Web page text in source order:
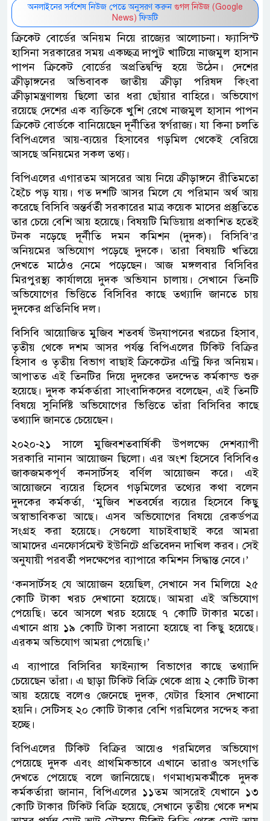
অনলাইনের সর্বশেষ নিউজ পেতে অনুসরণ করুন গুগল নিউজ (Google
News) ফিডটি
ক্রিকেট বোর্ডের অনিয়ম নিয়ে রাজ্যের আলোচনা। ফ্যাসিস্ট
হাসিনা সরকারের সময় একচ্ছত্র দাপুট খাটিয়ে নাজমুল হাসান
পাপন ক্রিকেট বোর্ডের অপ্রতিদ্বন্দ্বি হয়ে উঠেন। দেশের
ক্রীড়াঙ্গনের অভিবাবক জাতীয় ক্রীড়া পরিষদ কিংবা
ক্রীড়ামন্ত্রণালয় ছিলো তার ধরা ছোঁয়ার বাহিরে। অভিযোগ
রয়েছে দেশের এক ব্যক্তিকে খুশি রেখে নাজমুল হাসান পাপন
ক্রিকেট বোর্ডকে বানিয়েছেন দূর্নীতির স্বর্গরাজ্য। যা কিনা চলতি
বিপিএলের আয়-ব্যয়ের হিসাবের গড়মিল থেকেই বেরিয়ে
আসছে অনিয়মের সকল তথ্য।
বিপিএলের এগারতম আসরের আয় নিয়ে ক্রীড়াঙ্গনে রীতিমতো
হৈচৈ পড় যায়। গত দশটি আসর মিলে যে পরিমান অর্থ আয়
করেছে বিসিবি অন্তর্বর্তী সরকারের মাত্র কয়েক মাসের প্রস্তুতিতে
তার চেয়ে বেশি আয় হয়েছে। বিষয়টি মিডিয়ায় প্রকাশিত হতেই
টনক নড়েছে দূর্নীতি দমন কমিশন (দুদক)। বিসিবি’র
অনিয়মের অভিযোগ পড়েছে দুদকে। তারা বিষয়টি খতিয়ে
দেখতে মাঠেও নেমে পড়েছেন। আজ মঙ্গলবার বিসিবির
মিরপুরস্থ্য কার্যালয়ে দুদক অভিযান চালায়। সেখানে তিনটি
অভিযোগের ভিত্তিতে বিসিবির কাছে তথ্যাদি জানতে চায়
দুদকের প্রতিনিধি দল।
বিসিবি আয়োজিত মুজিব শতবর্ষ উদ্‌যাপনের খরচের হিসাব,
তৃতীয় থেকে দশম আসর পর্যন্ত বিপিএলের টিকিট বিক্রির
হিসাব ও তৃতীয় বিভাগ বাছাই ক্রিকেটের এন্ট্রি ফির অনিয়ম।
আপাতত এই তিনটির দিয়ে দুদকের তদন্দেত কর্মকান্ড শুরু
হয়েছে। দুদক কর্মকর্তারা সাংবাদিকদের বলেছেন, এই তিনটি
বিষয়ে সুনির্দিষ্ট অভিযোগের ভিত্তিতে তাঁরা বিসিবির কাছে
তথ্যাদি জানতে চেয়েছেন।
২০২০-২১ সালে মুজিবশতবার্ষিকী উপলক্ষ্যে দেশব্যাপী
সরকারি নানান আয়োজন ছিলো। এর অংশ হিসেবে বিসিবিও
জাকজমকপূর্ণ কনসার্টসহ বর্ণিল আয়োজন করে। এই
আয়োজনে ব্যয়ের হিসেব গড়মিলের তথ্যের কথা বলেন
দুদকের কর্মকর্তা, ‘মুজিব শতবর্ষের ব্যয়ের হিসেবে কিছু
অস্বাভাবিকতা আছে। এসব অভিযোগের বিষয়ে রেকর্ডপত্র
সংগ্রহ করা হয়েছে। সেগুলো যাচাইবাছাই করে আমরা
আমাদের এনফোর্সমেন্ট ইউনিটে প্রতিবেদন দাখিল করব। সেই
অনুযায়ী পরবর্তী পদক্ষেপের ব্যাপারে কমিশন সিদ্ধান্ত নেবে।’
‘কনসার্টসহ যে আয়োজন হয়েছিল, সেখানে সব মিলিয়ে ২৫
কোটি টাকা খরচ দেখানো হয়েছে। আমরা এই অভিযোগ
পেয়েছি। তবে আসলে খরচ হয়েছে ৭ কোটি টাকার মতো।
এখানে প্রায় ১৯ কোটি টাকা সরানো হয়েছে বা কিছু হয়েছে।
এরকম অভিযোগ আমরা পেয়েছি।’
এ ব্যাপারে বিসিবির ফাইন্যান্স বিভাগের কাছে তথ্যাদি
চেয়েছেন তাঁরা। এ ছাড়া টিকিট বিক্রি থেকে প্রায় ২ কোটি টাকা
আয় হয়েছে বলেও জেনেছে দুদক, যেটার হিসাব দেখানো
হয়নি। সেটিসহ ২০ কোটি টাকার বেশি গরমিলের সন্দেহ করা
হচ্ছে।
বিপিএলের টিকিট বিক্রির আয়েও গরমিলের অভিযোগ
পেয়েছে দুদক এবং প্রাথমিকভাবে এখানে তারাও অসংগতি
দেখতে পেয়েছে বলে জানিয়েছে। গণমাধ্যমকর্মীকে দুদক
কর্মকর্তারা জানান, বিপিএলের ১১তম আসরেই যেখানে ১৩
কোটি টাকার টিকিট বিক্রি হয়েছে, সেখানে তৃতীয় থেকে দশম